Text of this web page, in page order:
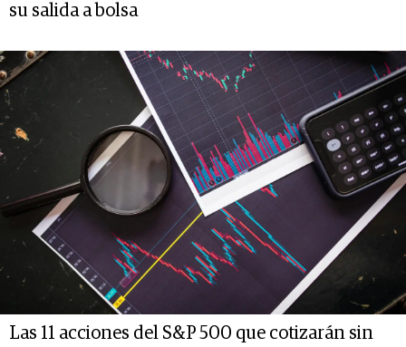
su salida a bolsa
Las 11 acciones del S&P 500 que cotizarán sin